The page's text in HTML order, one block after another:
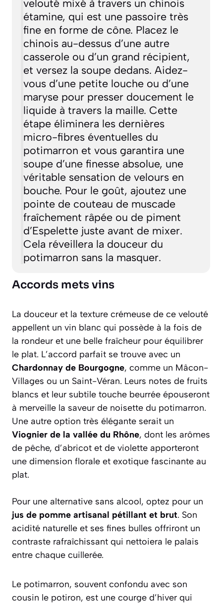
velouté mixé à travers un chinois
étamine, qui est une passoire très
fine en forme de cône. Placez le
chinois au-dessus d’une autre
casserole ou d’un grand récipient,
et versez la soupe dedans. Aidez-
vous d’une petite louche ou d’une
maryse pour presser doucement le
liquide à travers la maille. Cette
étape éliminera les dernières
micro-fibres éventuelles du
potimarron et vous garantira une
soupe d’une finesse absolue, une
véritable sensation de velours en
bouche. Pour le goût, ajoutez une
pointe de couteau de muscade
fraîchement râpée ou de piment
d’Espelette juste avant de mixer.
Cela réveillera la douceur du
potimarron sans la masquer.
Accords mets vins
La douceur et la texture crémeuse de ce velouté
appellent un vin blanc qui possède à la fois de
la rondeur et une belle fraîcheur pour équilibrer
le plat. L’accord parfait se trouve avec un
Chardonnay de Bourgogne, comme un Mâcon-
Villages ou un Saint-Véran. Leurs notes de fruits
blancs et leur subtile touche beurrée épouseront
à merveille la saveur de noisette du potimarron.
Une autre option très élégante serait un
Viognier de la vallée du Rhône, dont les arômes
de pêche, d’abricot et de violette apporteront
une dimension florale et exotique fascinante au
plat.
Pour une alternative sans alcool, optez pour un
jus de pomme artisanal pétillant et brut. Son
acidité naturelle et ses fines bulles offriront un
contraste rafraîchissant qui nettoiera le palais
entre chaque cuillerée.
Le potimarron, souvent confondu avec son
cousin le potiron, est une courge d’hiver qui